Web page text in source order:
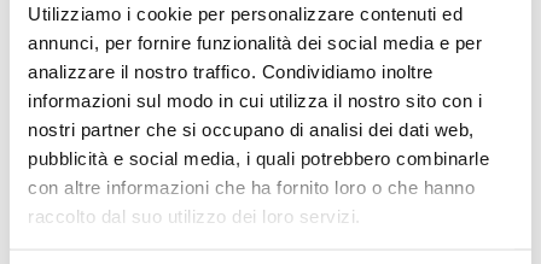
Utilizziamo i cookie per personalizzare contenuti ed
annunci, per fornire funzionalità dei social media e per
analizzare il nostro traffico. Condividiamo inoltre
informazioni sul modo in cui utilizza il nostro sito con i
nostri partner che si occupano di analisi dei dati web,
pubblicità e social media, i quali potrebbero combinarle
con altre informazioni che ha fornito loro o che hanno
raccolto dal suo utilizzo dei loro servizi.